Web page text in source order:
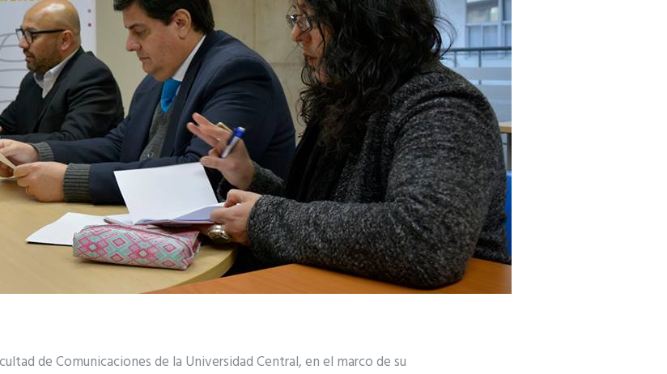
de Comunicaciones de la Universidad Central, en el marco de su